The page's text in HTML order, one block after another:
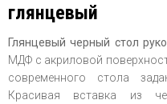
глянцевый
Глянцевый черный стол
МДФ с акриловой
современного стола
Красивая вставка из